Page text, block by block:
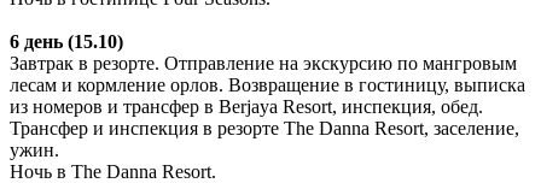
6 день (15.10)
Завтрак в резорте. Отправление на экскурсию по мангровым
лесам и кормление орлов. Возвращение в гостиницу, выписка
из номеров и трансфер в Berjaya Resort, инспекция, обед.
Трансфер и инспекция в резорте The Danna Resort, заселение,
ужин.
Ночь в The Danna Resort.